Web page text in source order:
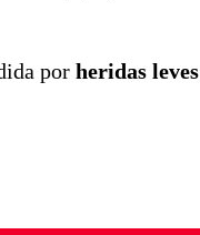
por heridas leves